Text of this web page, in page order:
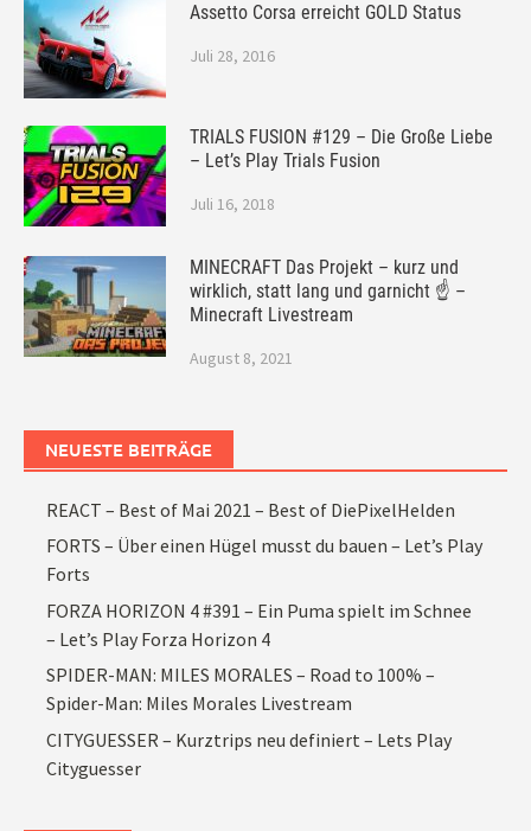
Assetto Corsa erreicht GOLD Status
Juli 28, 2016
TRIALS FUSION #129 – Die Große Liebe
– Let’s Play Trials Fusion
Juli 16, 2018
MINECRAFT Das Projekt – kurz und
wirklich, statt lang und garnicht ☝ –
Minecraft Livestream
August 8, 2021
NEUESTE BEITRÄGE
REACT – Best of Mai 2021 – Best of DiePixelHelden
FORTS – Über einen Hügel musst du bauen – Let’s Play
Forts
FORZA HORIZON 4 #391 – Ein Puma spielt im Schnee
– Let’s Play Forza Horizon 4
SPIDER-MAN: MILES MORALES – Road to 100% –
Spider-Man: Miles Morales Livestream
CITYGUESSER – Kurztrips neu definiert – Lets Play
Cityguesser